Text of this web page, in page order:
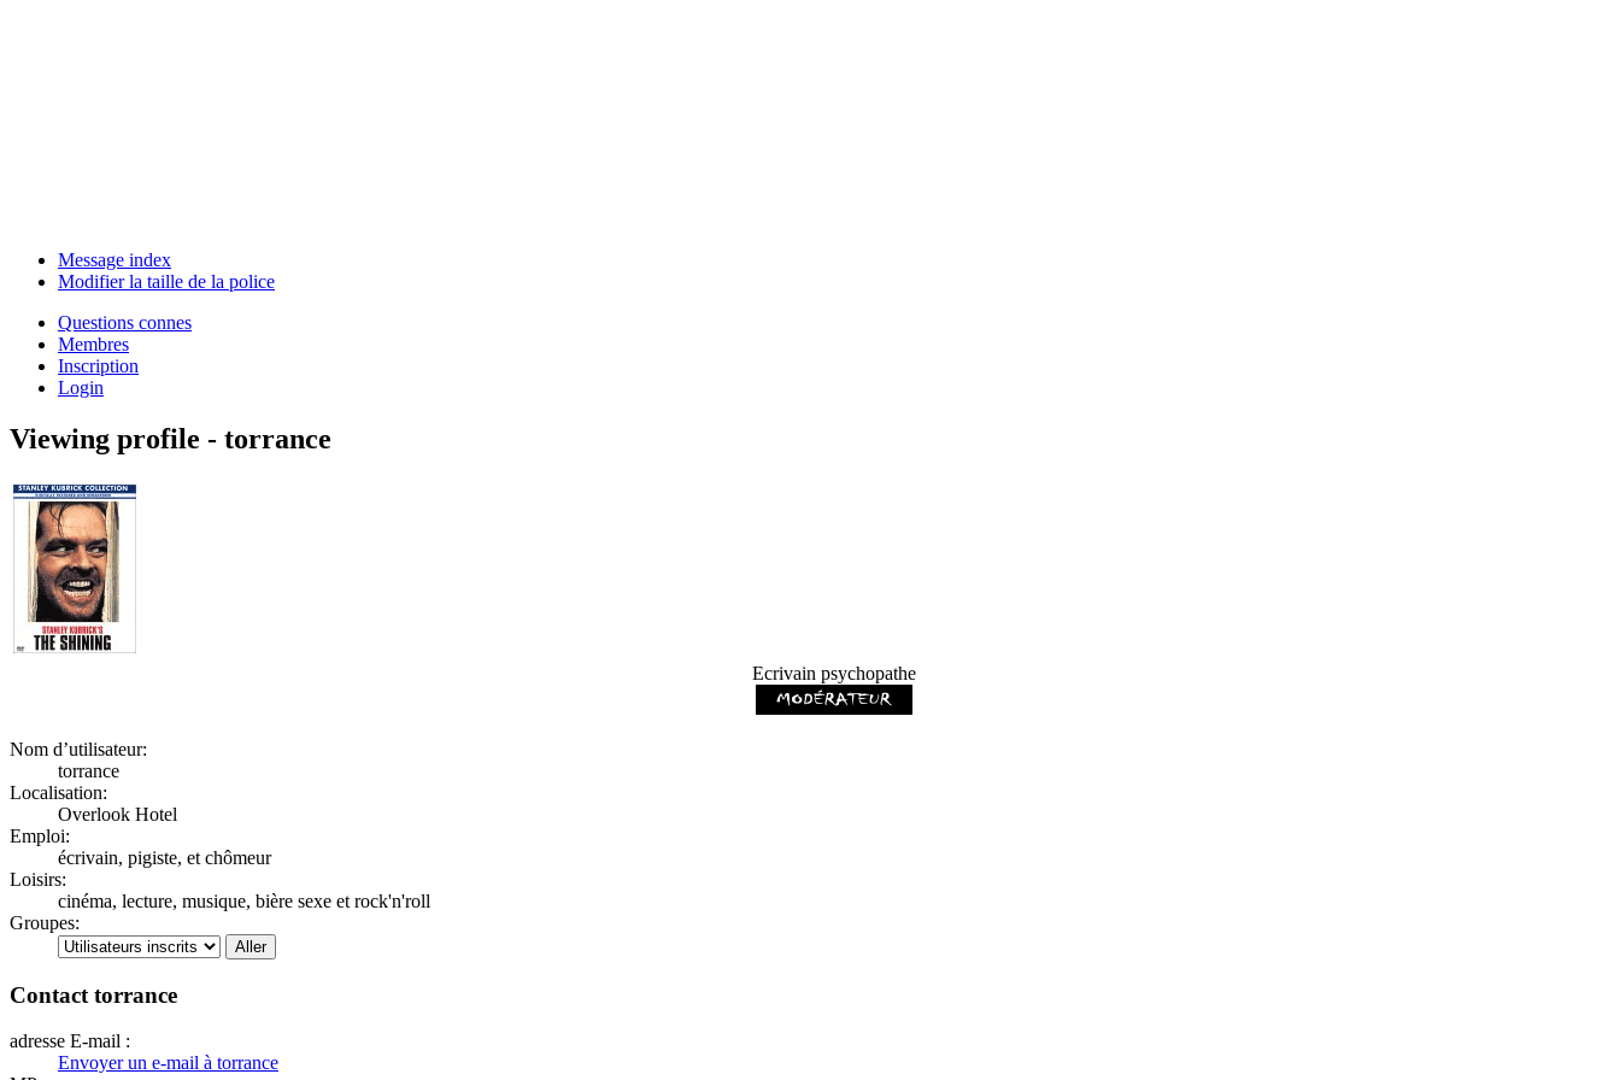
Message index
Modifier la taille de la police
Questions connes
Membres
Inscription
Login
Viewing profile - torrance
Ecrivain psychopathe
Nom d’utilisateur:
torrance
Localisation:
Overlook Hotel
Emploi:
écrivain, pigiste, et chômeur
Loisirs:
cinéma, lecture, musique, bière sexe et rock'n'roll
Groupes:
Contact torrance
adresse E-mail :
Envoyer un e-mail à torrance